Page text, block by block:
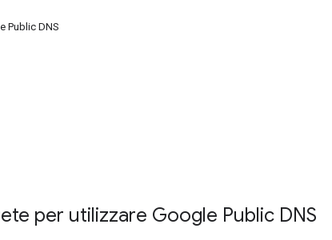
Public DNS
per utilizzare Google Public DNS